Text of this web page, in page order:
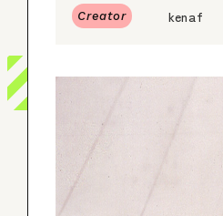
ログ
Creator kenaf